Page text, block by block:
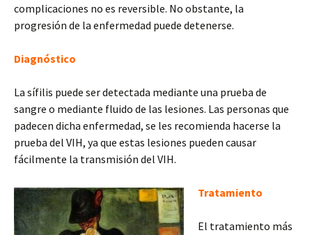
complicaciones no es reversible. No obstante, la
progresión de la enfermedad puede detenerse.
Diagnóstico
La sífilis puede ser detectada mediante una prueba de
sangre o mediante fluido de las lesiones. Las personas que
padecen dicha enfermedad, se les recomienda hacerse la
prueba del VIH, ya que estas lesiones pueden causar
fácilmente la transmisión del VIH.
Tratamiento
El tratamiento más